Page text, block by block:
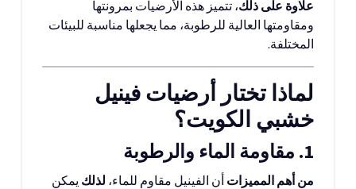
علاوة على ذلك، تتميز هذه الأرضيات بمرونتها
ومقاومتها العالية للرطوبة، مما يجعلها مناسبة للبيئات
المختلفة.
لماذا تختار أرضيات فينيل
خشبي الكويت؟
1. مقاومة الماء والرطوبة
من أهم المميزات أن الفينيل مقاوم للماء، لذلك يمكن